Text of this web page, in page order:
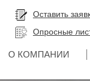
Оставить
Опросные
О КОМПАНИИ